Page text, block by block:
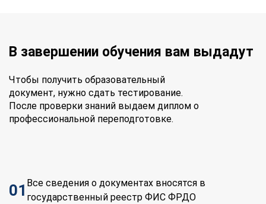
В завершении обучения вам выдадут
Чтобы получить образовательный
документ, нужно сдать тестирование.
После проверки знаний выдаем диплом о
профессиональной переподготовке.
01 Все сведения о документах вносятся в
государственный реестр ФИС ФРДО